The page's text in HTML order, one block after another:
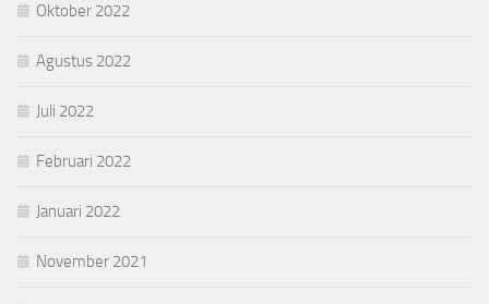
Oktober 2022
Agustus 2022
Juli 2022
Februari 2022
Januari 2022
November 2021